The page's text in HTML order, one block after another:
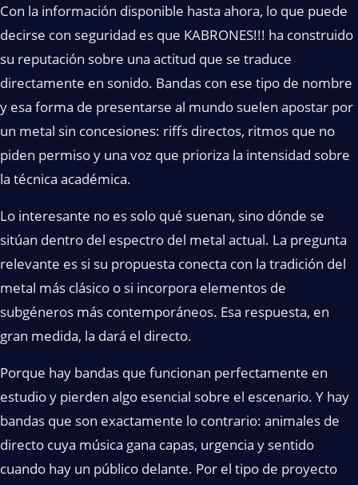
Con la información disponible hasta ahora, lo que puede
decirse con seguridad es que KABRONES!!! ha construido
su reputación sobre una actitud que se traduce
directamente en sonido. Bandas con ese tipo de nombre
y esa forma de presentarse al mundo suelen apostar por
un metal sin concesiones: riffs directos, ritmos que no
piden permiso y una voz que prioriza la intensidad sobre
la técnica académica.
Lo interesante no es solo qué suenan, sino dónde se
sitúan dentro del espectro del metal actual. La pregunta
relevante es si su propuesta conecta con la tradición del
metal más clásico o si incorpora elementos de
subgéneros más contemporáneos. Esa respuesta, en
gran medida, la dará el directo.
Porque hay bandas que funcionan perfectamente en
estudio y pierden algo esencial sobre el escenario. Y hay
bandas que son exactamente lo contrario: animales de
directo cuya música gana capas, urgencia y sentido
cuando hay un público delante. Por el tipo de proyecto